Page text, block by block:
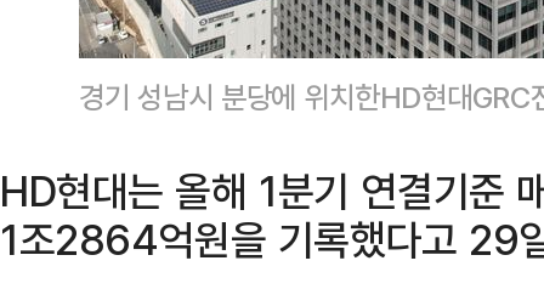
경기 성남시 분당에 위치한HD현대
HD현대는 올해 1분기 연결기준
1조2864억원을 기록했다고 29